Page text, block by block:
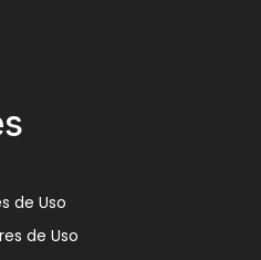
de Uso
de Uso